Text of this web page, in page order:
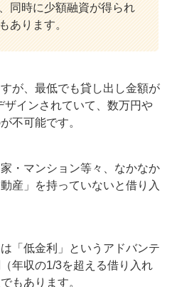
同時に少額融資が得られ
あります。
が、最低でも貸し出し金額が
インされていて、数万円や
不可能です。
・マンション等々、なかなか
産」を持っていないと借り入
「低金利」というアドバンテ
年収の1/3を超える借り入れ
もあります。